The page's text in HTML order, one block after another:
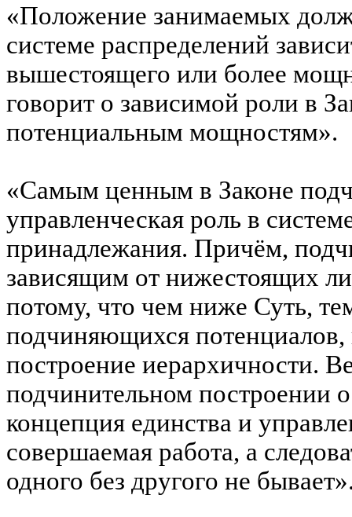
«Положение занимаемых
системе распределений
вышестоящего или более
говорит о зависимой роли в
потенциальным мощностям».
«Самым ценным в Законе
управленческая роль в
принадлежания. Причём,
зависящим от нижестоящих
потому, что чем ниже Суть,
подчиняющихся потенциалов,
построение иерархичности.
подчинительном построении
концепция единства и
совершаемая работа, а
одного без другого не